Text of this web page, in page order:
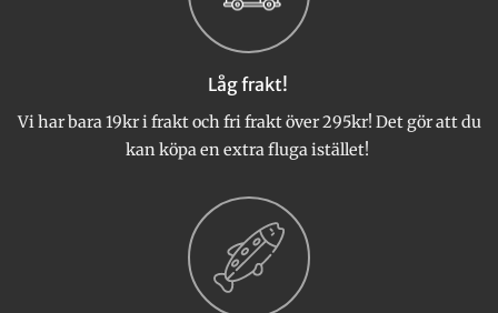
Låg frakt!
Vi har bara 19kr i frakt och fri frakt över 295kr! Det gör att du
kan köpa en extra fluga istället!